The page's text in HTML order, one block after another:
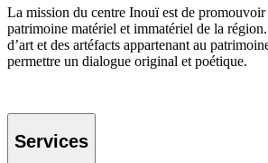
La mission du centre Inouï est de promouvoir
patrimoine matériel et immatériel de la
d’art et des artéfacts appartenant au
permettre un dialogue original et poétique.
Services